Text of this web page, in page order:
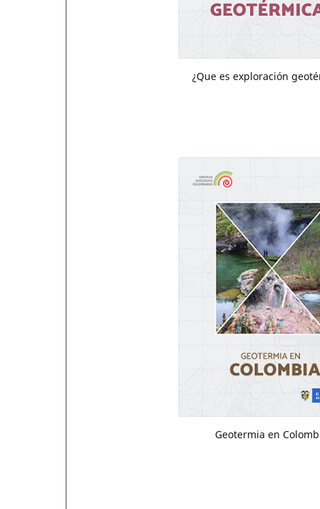
¿Que es exploración
Geotermia en